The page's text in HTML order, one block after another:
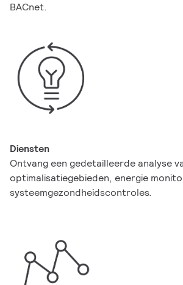
BACnet.
Diensten
Ontvang een gedetailleerde analyse
optimalisatiegebieden, energie
systeemgezondheidscontroles.